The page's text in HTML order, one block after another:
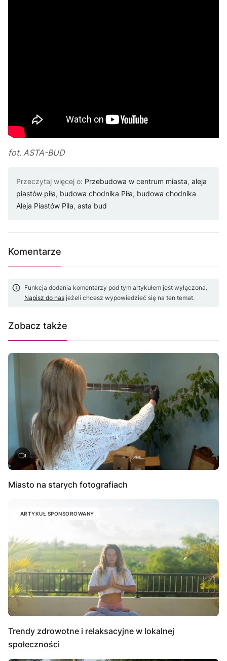
fot. ASTA-BUD
Przeczytaj więcej o: Przebudowa w centrum miasta, aleja
piastów piła, budowa chodnika Piła, budowa chodnika
Aleja Piastów Pila, asta bud
Komentarze
Funkcja dodania komentarzy pod tym artykułem jest wyłączona.
Napisz do nas jeżeli chcesz wypowiedzieć się na ten temat.
Zobacz także
Miasto na starych fotografiach
ARTYKUŁ SPONSOROWANY
Trendy zdrowotne i relaksacyjne w lokalnej
społeczności